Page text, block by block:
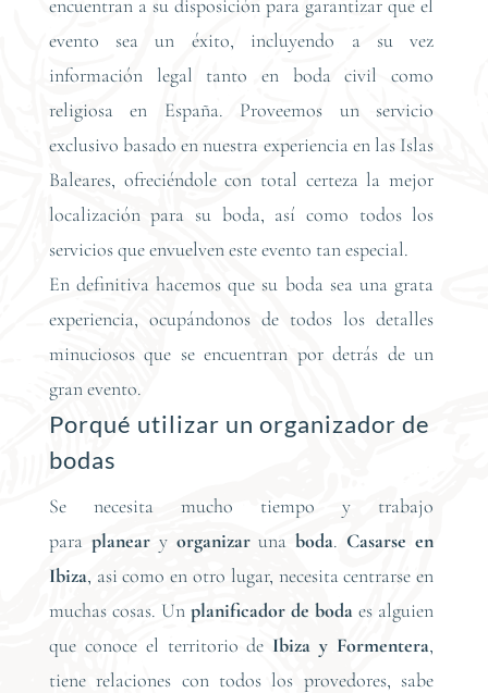
encuentran a su disposición para garantizar que el
evento sea un éxito, incluyendo a su vez
información legal tanto en boda civil como
religiosa en España. Proveemos un servicio
exclusivo basado en nuestra experiencia en las Islas
Baleares, ofreciéndole con total certeza la mejor
localización para su boda, así como todos los
servicios que envuelven este evento tan especial.
En definitiva hacemos que su boda sea una grata
experiencia, ocupándonos de todos los detalles
minuciosos que se encuentran por detrás de un
gran evento.
Porqué utilizar un organizador de
bodas
Se necesita mucho tiempo y trabajo
para planeary organizarunaboda. Casarse en
Ibiza, asi como en otro lugar, necesita centrarse en
muchas cosas. Un planificador de boda es alguien
que conoce el territorio de Ibiza y Formentera,
tiene relaciones con todos los provedores, sabe